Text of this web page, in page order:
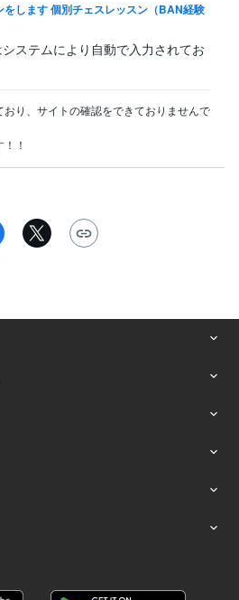
します 個別チェスレッスン（BAN経験
システムにより自動で入力されてお
おり、サイトの確認をできておりませんで
！